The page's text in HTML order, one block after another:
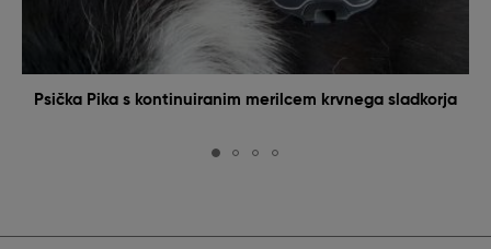
Psička Pika s kontinuiranim merilcem krvnega sladkorja